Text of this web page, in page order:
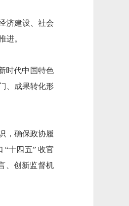
济建设、社会
进。
时代中国特色
、成果转化形
，确保政协履
“十四五” 收官
、创新监督机